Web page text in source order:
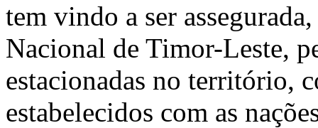
tem vindo a ser
Nacional de Timor-Leste,
estacionadas no território,
estabelecidos com as